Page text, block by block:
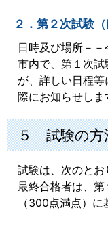
２．第２次試験（
日時及び場所－
市内で、第１次
が、詳しい日程
際にお知らせしま
５ 試験の方
試験は、次のとお
最終合格者は、
（300点満点）に